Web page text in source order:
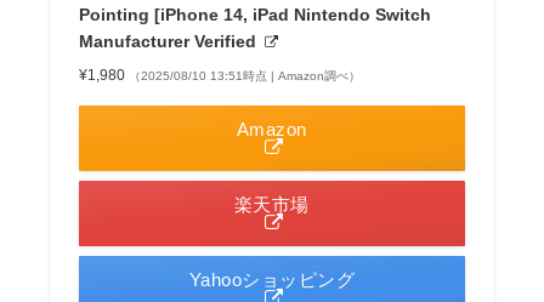
Pointing [iPhone 14, iPad Nintendo Switch
Manufacturer Verified
¥1,980 （2025/08/10 13:51時点 | Amazon調べ）
Amazon
楽天市場
Yahooショッピング